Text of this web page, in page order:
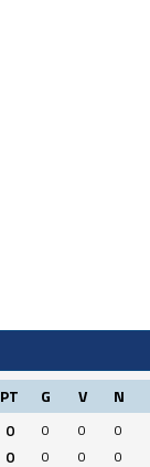
PT G V N
0 0 0 0
0 0 0 0